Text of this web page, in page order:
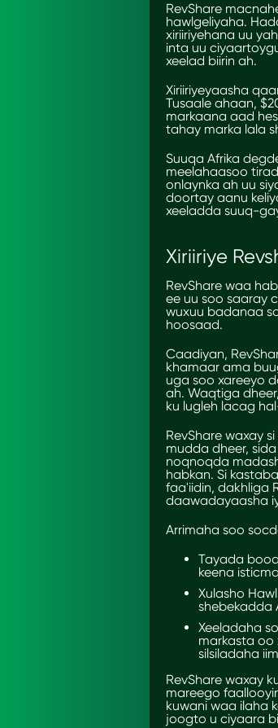
RevShare
hawlgeliyaha.
xiriiriyehana uu
inta uu
xeelad biirin ah.
Xiriiriyeyaasha
Tusaale ahaan,
markaana aad
tahay marka lala
Suuqa Afrika
meelahaasoo
onlaynka ah uu
doortay aanu
xeeladda suuq-
Xiriiriye
RevShare waa
ee uu soo saaray
wuxuu badanaa
hoosaad.
Caadiyan,
khamaar ama
uga soo xareeyo
ah. Waqtiga
ku lugleh lacag
RevShare waxay
mudda dheer,
noqnoqda
habkan. Si
faa'iidin, dakhliga
daawadayaasha
Arrimaha soo
Tayada
keena
Xulasho
shebekadda
Xeeladaha
markasta oo
silsiladaha
RevShare waxay
mareego
kuwani waa ilaha
joogto u ciyaara